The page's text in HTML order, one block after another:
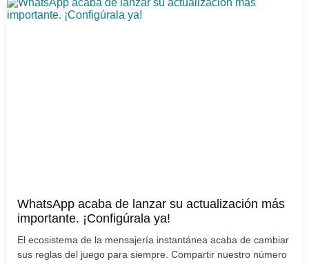
WhatsApp acaba de lanzar su actualización más
importante. ¡Configúrala ya!
El ecosistema de la mensajería instantánea acaba de cambiar
sus reglas del juego para siempre. Compartir nuestro número